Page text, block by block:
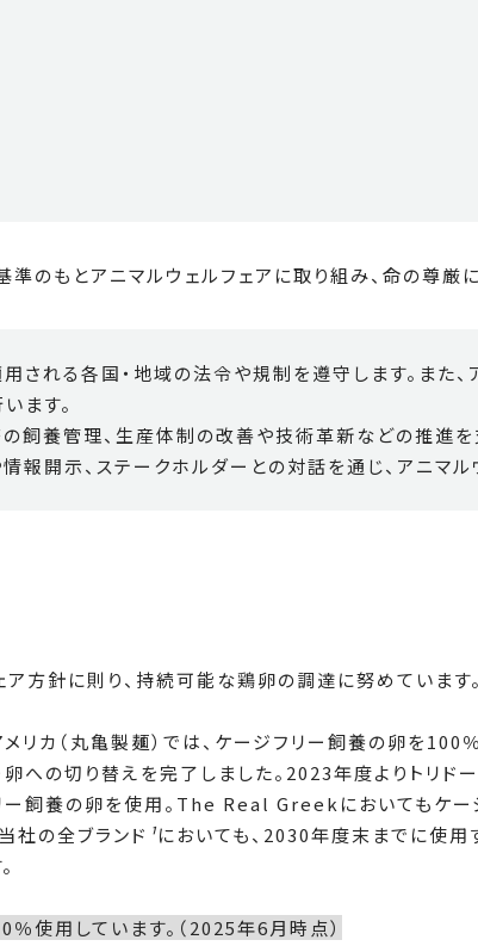
準のもとアニマルウェルフェアに取り組み、命の尊厳
される各国・地域の法令や規制を遵守します。また
ます。
飼養管理、生産体制の改善や技術革新などの推進を
報開示、ステークホルダーとの対話を通じ、アニマル
ア方針に則り、持続可能な鶏卵の調達に努めています。
メリカ（丸亀製麺）では、ケージフリー飼養の卵を
への切り替えを完了しました。2023年度よりトリ
ー飼養の卵を使用。The Real Greekにおいてもケー
社の全ブランド ¹においても、2030年度末までに使用
使用しています。（2025年6月時点）